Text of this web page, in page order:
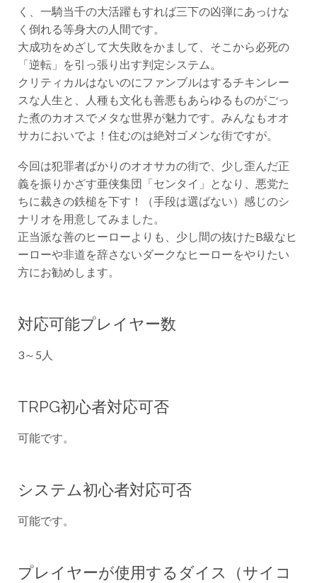
く、一騎当千の大活躍もすれば三下の凶弾にあっけな
く倒れる等身大の人間です。
大成功をめざして大失敗をかまして、そこから必死の
「逆転」を引っ張り出す判定システム。
クリティカルはないのにファンブルはするチキンレー
スな人生と、人種も文化も善悪もあらゆるものがごっ
た煮のカオスでメタな世界が魅力です。みんなもオオ
サカにおいでよ！住むのは絶対ゴメンな街ですが。
今回は犯罪者ばかりのオオサカの街で、少し歪んだ正
義を振りかざす亜侠集団「センタイ」となり、悪党た
ちに裁きの鉄槌を下す！（手段は選ばない）感じのシ
ナリオを用意してみました。
正当派な善のヒーローよりも、少し間の抜けたB級なヒ
ーローや非道を辞さないダークなヒーローをやりたい
方にお勧めします。
対応可能プレイヤー数
3～5人
TRPG初心者対応可否
可能です。
システム初心者対応可否
可能です。
プレイヤーが使用するダイス（サイコ